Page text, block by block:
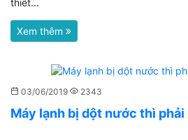
thiết...
Xem thêm
03/06/2019 2343
Máy lạnh bị dột nước thì